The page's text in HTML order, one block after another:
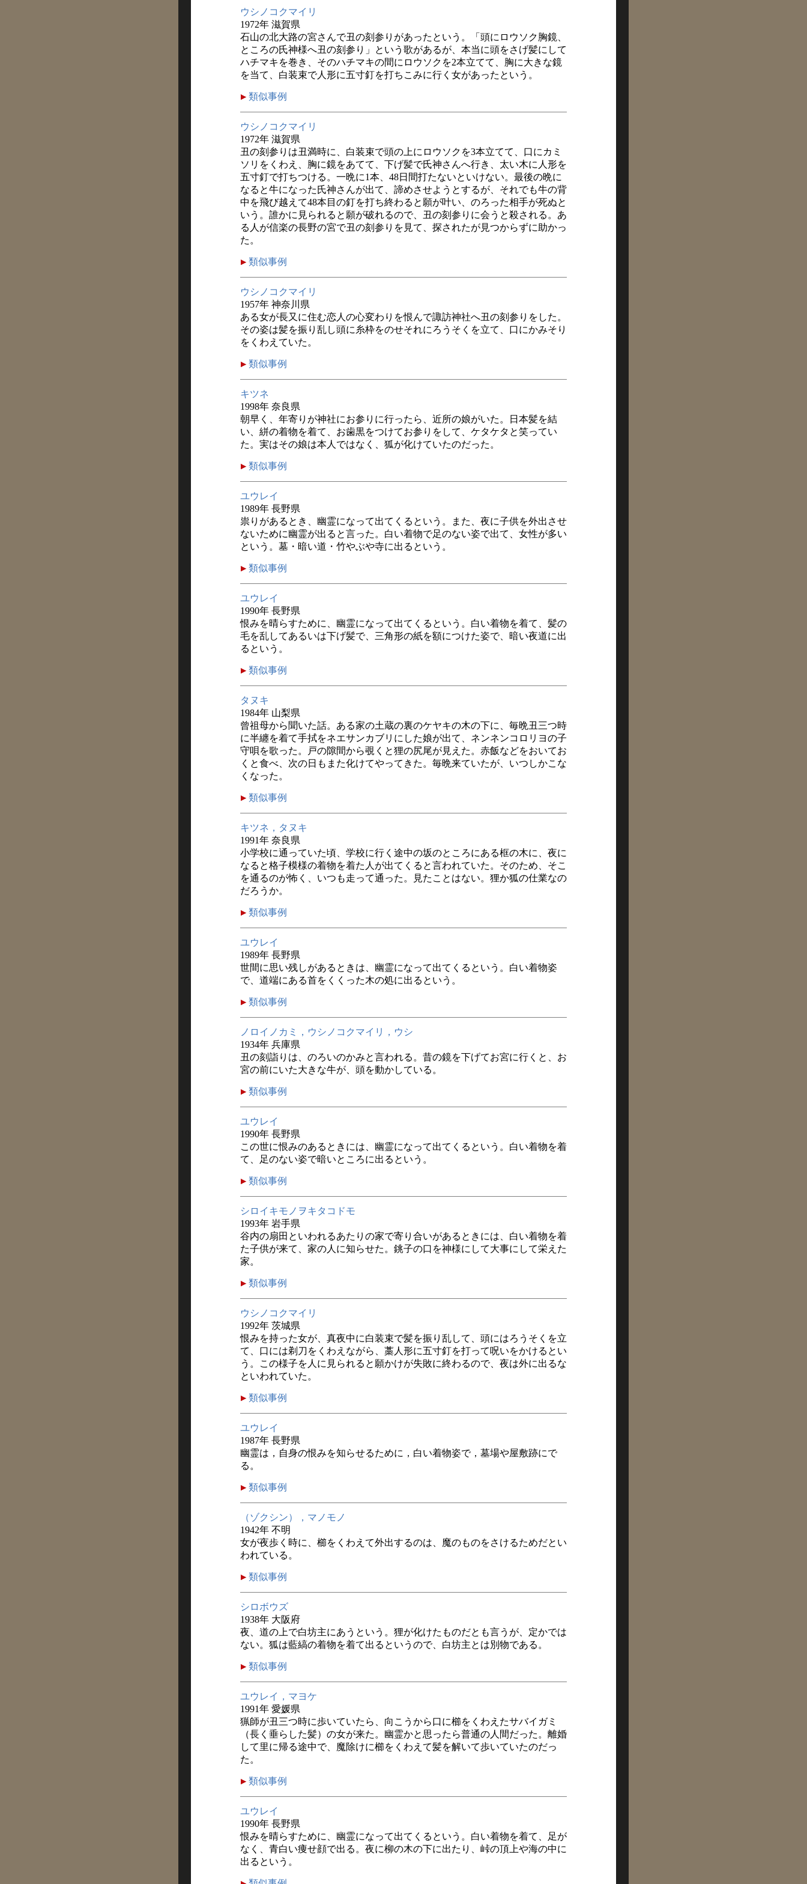
ウシノコクマイリ
1972年 滋賀県
石山の北大路の宮さんで丑の刻参りがあったという。「頭にロウソク胸鏡、
ところの氏神様へ丑の刻参り」という歌があるが、本当に頭をさげ髪にして
ハチマキを巻き、そのハチマキの間にロウソクを2本立てて、胸に大きな鏡
を当て、白装束で人形に五寸釘を打ちこみに行く女があったという。
類似事例
ウシノコクマイリ
1972年 滋賀県
丑の刻参りは丑満時に、白装束で頭の上にロウソクを3本立てて、口にカミ
ソリをくわえ、胸に鏡をあてて、下げ髪で氏神さんへ行き、太い木に人形を
五寸釘で打ちつける。一晩に1本、48日間打たないといけない。最後の晩に
なると牛になった氏神さんが出て、諦めさせようとするが、それでも牛の背
中を飛び越えて48本目の釘を打ち終わると願が叶い、のろった相手が死ぬと
いう。誰かに見られると願が破れるので、丑の刻参りに会うと殺される。あ
る人が信楽の長野の宮で丑の刻参りを見て、探されたが見つからずに助かっ
た。
類似事例
ウシノコクマイリ
1957年 神奈川県
ある女が長又に住む恋人の心変わりを恨んで諏訪神社へ丑の刻参りをした。
その姿は髪を振り乱し頭に糸枠をのせそれにろうそくを立て、口にかみそり
をくわえていた。
類似事例
キツネ
1998年 奈良県
朝早く、年寄りが神社にお参りに行ったら、近所の娘がいた。日本髪を結
い、絣の着物を着て、お歯黒をつけてお参りをして、ケタケタと笑ってい
た。実はその娘は本人ではなく、狐が化けていたのだった。
類似事例
ユウレイ
1989年 長野県
祟りがあるとき、幽霊になって出てくるという。また、夜に子供を外出させ
ないために幽霊が出ると言った。白い着物で足のない姿で出て、女性が多い
という。墓・暗い道・竹やぶや寺に出るという。
類似事例
ユウレイ
1990年 長野県
恨みを晴らすために、幽霊になって出てくるという。白い着物を着て、髪の
毛を乱してあるいは下げ髪で、三角形の紙を額につけた姿で、暗い夜道に出
るという。
類似事例
タヌキ
1984年 山梨県
曾祖母から聞いた話。ある家の土蔵の裏のケヤキの木の下に、毎晩丑三つ時
に半纏を着て手拭をネエサンカブリにした娘が出て、ネンネンコロリヨの子
守唄を歌った。戸の隙間から覗くと狸の尻尾が見えた。赤飯などをおいてお
くと食べ、次の日もまた化けてやってきた。毎晩来ていたが、いつしかこな
くなった。
類似事例
キツネ，タヌキ
1991年 奈良県
小学校に通っていた頃、学校に行く途中の坂のところにある框の木に、夜に
なると格子模様の着物を着た人が出てくると言われていた。そのため、そこ
を通るのが怖く、いつも走って通った。見たことはない。狸か狐の仕業なの
だろうか。
類似事例
ユウレイ
1989年 長野県
世間に思い残しがあるときは、幽霊になって出てくるという。白い着物姿
で、道端にある首をくくった木の処に出るという。
類似事例
ノロイノカミ，ウシノコクマイリ，ウシ
1934年 兵庫県
丑の刻詣りは、のろいのかみと言われる。昔の鏡を下げてお宮に行くと、お
宮の前にいた大きな牛が、頭を動かしている。
類似事例
ユウレイ
1990年 長野県
この世に恨みのあるときには、幽霊になって出てくるという。白い着物を着
て、足のない姿で暗いところに出るという。
類似事例
シロイキモノヲキタコドモ
1993年 岩手県
谷内の扇田といわれるあたりの家で寄り合いがあるときには、白い着物を着
た子供が来て、家の人に知らせた。銚子の口を神様にして大事にして栄えた
家。
類似事例
ウシノコクマイリ
1992年 茨城県
恨みを持った女が、真夜中に白装束で髪を振り乱して、頭にはろうそくを立
て、口には剃刀をくわえながら、藁人形に五寸釘を打って呪いをかけるとい
う。この様子を人に見られると願かけが失敗に終わるので、夜は外に出るな
といわれていた。
類似事例
ユウレイ
1987年 長野県
幽霊は，自身の恨みを知らせるために，白い着物姿で，墓場や屋敷跡にで
る。
類似事例
（ゾクシン），マノモノ
1942年 不明
女が夜歩く時に、櫛をくわえて外出するのは、魔のものをさけるためだとい
われている。
類似事例
シロボウズ
1938年 大阪府
夜、道の上で白坊主にあうという。狸が化けたものだとも言うが、定かでは
ない。狐は藍縞の着物を着て出るというので、白坊主とは別物である。
類似事例
ユウレイ，マヨケ
1991年 愛媛県
猟師が丑三つ時に歩いていたら、向こうから口に櫛をくわえたサバイガミ
（長く垂らした髪）の女が来た。幽霊かと思ったら普通の人間だった。離婚
して里に帰る途中で、魔除けに櫛をくわえて髪を解いて歩いていたのだっ
た。
類似事例
ユウレイ
1990年 長野県
恨みを晴らすために、幽霊になって出てくるという。白い着物を着て、足が
なく、青白い痩せ顔で出る。夜に柳の木の下に出たり、峠の頂上や海の中に
出るという。